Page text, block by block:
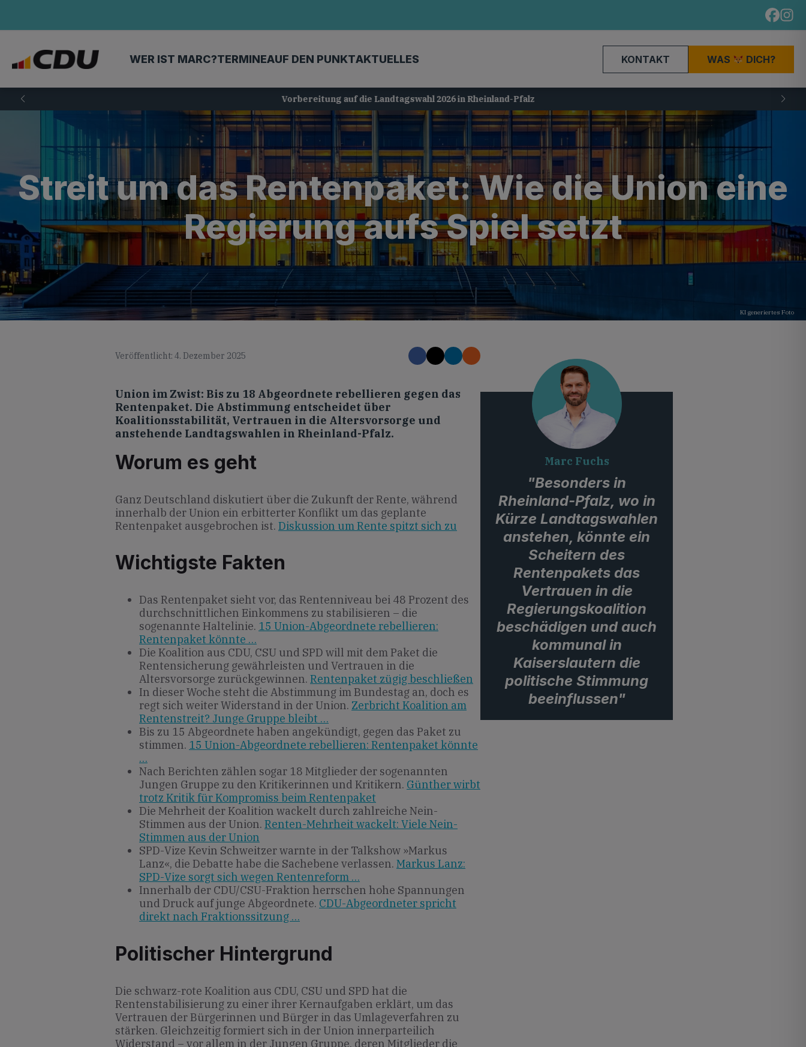
WER IST MARC?TERMINEAUF DEN PUNKTAKTUELLES KONTAKT WAS DICH?
Vorbereitung auf die Landtagswahl 2026 in Rheinland-Pfalz
Streit um das Rentenpaket: Wie die Union eine
Regierung aufs Spiel setzt
KI generiertes Foto
Veröffentlicht: 4. Dezember 2025
Union im Zwist: Bis zu 18 Abgeordnete rebellieren gegen das
Rentenpaket. Die Abstimmung entscheidet über
Koalitionsstabilität, Vertrauen in die Altersvorsorge und
anstehende Landtagswahlen in Rheinland-Pfalz.
Worum es geht
Ganz Deutschland diskutiert über die Zukunft der Rente, während
innerhalb der Union ein erbitterter Konflikt um das geplante
Rentenpaket ausgebrochen ist. Diskussion um Rente spitzt sich zu
Wichtigste Fakten
Das Rentenpaket sieht vor, das Rentenniveau bei 48 Prozent des
durchschnittlichen Einkommens zu stabilisieren – die
sogenannte Haltelinie. 15 Union-Abgeordnete rebellieren:
Rentenpaket könnte …
Die Koalition aus CDU, CSU und SPD will mit dem Paket die
Rentensicherung gewährleisten und Vertrauen in die
Altersvorsorge zurückgewinnen. Rentenpaket zügig beschließen
In dieser Woche steht die Abstimmung im Bundestag an, doch es
regt sich weiter Widerstand in der Union. Zerbricht Koalition am
Rentenstreit? Junge Gruppe bleibt …
Bis zu 15 Abgeordnete haben angekündigt, gegen das Paket zu
stimmen. 15 Union-Abgeordnete rebellieren: Rentenpaket könnte
…
Nach Berichten zählen sogar 18 Mitglieder der sogenannten
Jungen Gruppe zu den Kritikerinnen und Kritikern. Günther wirbt
trotz Kritik für Kompromiss beim Rentenpaket
Die Mehrheit der Koalition wackelt durch zahlreiche Nein-
Stimmen aus der Union. Renten-Mehrheit wackelt: Viele Nein-
Stimmen aus der Union
SPD-Vize Kevin Schweitzer warnte in der Talkshow »Markus
Lanz«, die Debatte habe die Sachebene verlassen. Markus Lanz:
SPD-Vize sorgt sich wegen Rentenreform …
Innerhalb der CDU/CSU-Fraktion herrschen hohe Spannungen
und Druck auf junge Abgeordnete. CDU-Abgeordneter spricht
direkt nach Fraktionssitzung …
Politischer Hintergrund
Die schwarz-rote Koalition aus CDU, CSU und SPD hat die
Rentenstabilisierung zu einer ihrer Kernaufgaben erklärt, um das
Vertrauen der Bürgerinnen und Bürger in das Umlageverfahren zu
stärken. Gleichzeitig formiert sich in der Union innerparteilich
Widerstand – vor allem in der Jungen Gruppe, deren Mitglieder die
Marc Fuchs
"Besonders in
Rheinland-Pfalz, wo in
Kürze Landtagswahlen
anstehen, könnte ein
Scheitern des
Rentenpakets das
Vertrauen in die
Regierungskoalition
beschädigen und auch
kommunal in
Kaiserslautern die
politische Stimmung
beeinflussen"